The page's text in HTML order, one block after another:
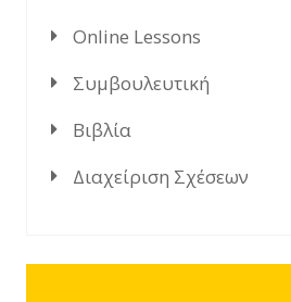
Online Lessons
Συμβουλευτική
Βιβλία
Διαχείριση Σχέσεων